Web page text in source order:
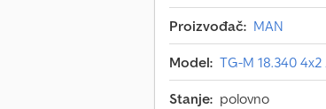
Proizvođač: MAN
Model: TG-M 18.340
Stanje: polovno